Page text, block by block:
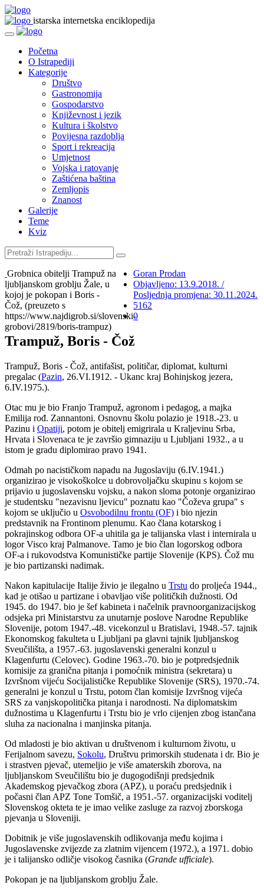
istarska internetska enciklopedija
Početna
O Istrapediji
Kategorije
Društvo
Gastronomija
Gospodarstvo
Književnost i jezik
Kultura i školstvo
Povijesna razdoblja
Sport i rekreacija
Umjetnost
Vojska i ratovanje
Zaštićena baština
Zemljopis
Znanost
Galerije
Teme
Kviz
Grobnica obitelji Trampuž na
ljubljanskom groblju Žale, u
kojoj je pokopan i Boris -
Čož, (preuzeto s
https://www.najdigrob.si/slovenski-
grobovi/2819/boris-trampuz)
Goran Prodan
Objavljeno: 13.9.2018. /
Posljednja promjena: 30.11.2024.
5162
0
Trampuž, Boris - Čož
Trampuž, Boris - Čož, antifašist, političar, diplomat, kulturni
pregalac (Pazin, 26.VI.1912. - Ukanc kraj Bohinjskog jezera,
6.IV.1975.).
Otac mu je bio Franjo Trampuž, agronom i pedagog, a majka
Emilija rođ. Zannantoni. Osnovnu školu polazio je 1918.-23. u
Pazinu i Opatiji, potom je obitelj emigrirala u Kraljevinu Srba,
Hrvata i Slovenaca te je završio gimnaziju u Ljubljani 1932., a u
istom je gradu diplomirao pravo 1941.
Odmah po nacističkom napadu na Jugoslaviju (6.IV.1941.)
organizirao je visokoškolce u dobrovoljačku skupinu s kojom se
prijavio u jugoslavensku vojsku, a nakon sloma potonje organizirao
je studentsku "nezavisnu ljevicu" poznatu kao "Čoževa grupa" s
kojom se uključio u Osvobodilnu frontu (OF) i bio njezin
predstavnik na Frontinom plenumu. Kao člana kotarskog i
pokrajinskog odbora OF-a uhitila ga je talijanska vlast i internirala u
logor Visco kraj Palmanove. Tamo je bio član logorskog odbora
OF-a i rukovodstva Komunističke partije Slovenije (KPS). Čož mu
je bio partizanski nadimak.
Nakon kapitulacije Italije živio je ilegalno u Trstu do proljeća 1944.,
kad je otišao u partizane i obavljao više političkih dužnosti. Od
1945. do 1947. bio je šef kabineta i načelnik pravnoorganizacijskog
odsjeka pri Ministarstvu za unutarnje poslove Narodne Republike
Slovenije, potom 1947.-48. vicekonzul u Bratislavi, 1948.-57. tajnik
Ekonomskog fakulteta u Ljubljani pa glavni tajnik ljubljanskog
Sveučilišta, a 1957.-63. jugoslavenski generalni konzul u
Klagenfurtu (Celovec). Godine 1963.-70. bio je potpredsjednik
komisije za granična pitanja i pomoćnik ministra (sekretara) u
Izvršnom vijeću Socijalističke Republike Slovenije (SRS), 1970.-74.
generalni je konzul u Trstu, potom član komisije Izvršnog vijeća
SRS za vanjskopolitička pitanja i narodnosti. Na diplomatskim
dužnostima u Klagenfurtu i Trstu bio je vrlo cijenjen zbog istančana
sluha za nacionalna i manjinska pitanja.
Od mladosti je bio aktivan u društvenom i kulturnom životu, u
Ferijalnom savezu, Sokolu, Društvu primorskih studenata i dr. Bio je
i strastven pjevač, utemeljio je više amaterskih zborova, na
ljubljanskom Sveučilištu bio je dugogodišnji predsjednik
Akademskog pjevačkog zbora (APZ), u poraću predsjednik i
počasni član APZ Tone Tomšič, a 1951.-57. organizacijski voditelj
Slovenskog okteta te je imao velike zasluge za razvoj zborskoga
pjevanja u Sloveniji.
Dobitnik je više jugoslavenskih odlikovanja među kojima i
Jugoslavenske zvijezde za zlatnim vijencem (1972.), a 1971. dobio
je i talijansko odličje visokog časnika (Grande ufficiale).
Pokopan je na ljubljanskom groblju Žale.